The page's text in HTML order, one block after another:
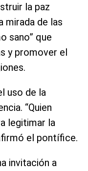
la paz
mirada de las
sano” que
y promover el
uso de la
“Quien
legitimar la
el pontífice.
invitación a